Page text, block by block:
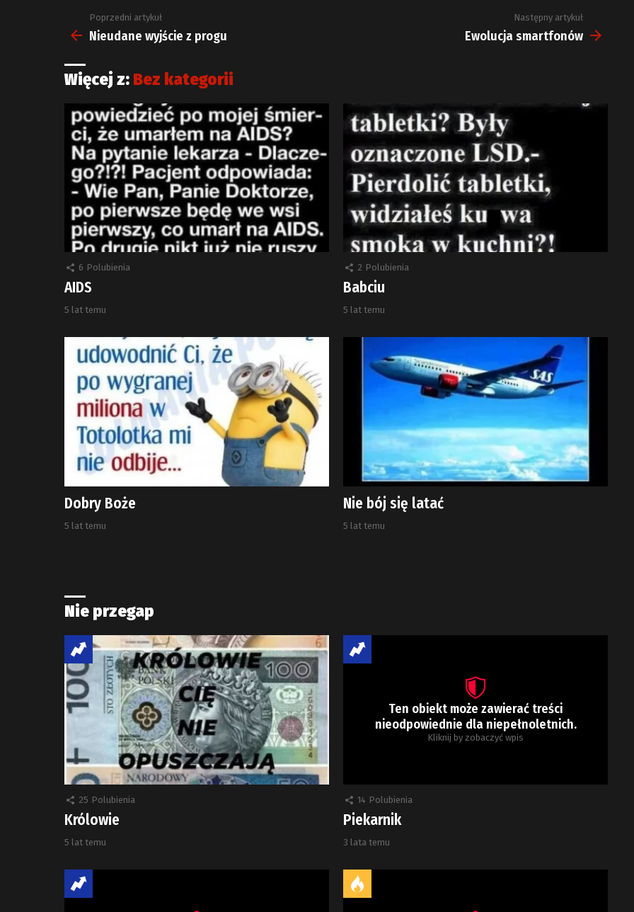
Zobacz
więcej
Poprzedni artykuł
Nieudane wyjście z progu
Następny artykuł
Ewolucja smartfonów
Więcej z: Bez kategorii
6 Polubienia
AIDS
5 lat temu
2 Polubienia
Babciu
5 lat temu
Dobry Boże
5 lat temu
Nie bój się latać
5 lat temu
Nie przegap
25 Polubienia
Królowie
5 lat temu
Ten obiekt może zawierać treści
nieodpowiednie dla niepełnoletnich.
Kliknij by zobaczyć wpis
14 Polubienia
Piekarnik
3 lata temu